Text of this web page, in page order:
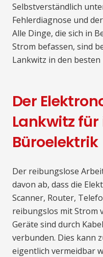
Selbstverständlich
Fehlerdiagnose und
Alle Dinge, die sich in
Strom befassen, sind
Lankwitz in den besten
Der
Lankwitz für
Büroelektrik
Der reibungslose
davon ab, dass die
Scanner, Router,
reibungslos mit Strom
Geräte sind durch
verbunden. Dies kann
eigentlich vermeidbar